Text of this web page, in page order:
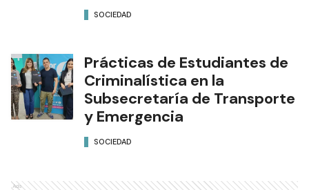
SOCIEDAD
Prácticas de Estudiantes de
Criminalística en la
Subsecretaría de Transporte
y Emergencia
SOCIEDAD
Ads